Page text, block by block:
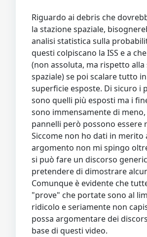
Riguardo ai debris che
la stazione spaziale,
analisi statistica sulla
questi colpiscano la ISS e a
(non assoluta, ma rispetto alla
spaziale) se poi scalare tutto
superficie esposte. Di sicuro i
sono quelli più esposti ma i
sono immensamente di meno,
pannelli però possono essere
Siccome non ho dati in merito
argomento non mi spingo
si può fare un discorso
pretendere di dimostrare
Comunque è evidente che
"prove" che portate sono al
ridicolo e seriamente non
possa argomentare dei
base di questi video.